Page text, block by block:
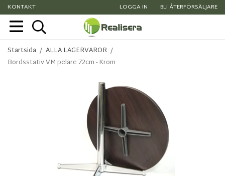
KONTAKT LOGGA IN BLI ÅTERFÖRSÄLJARE
Startsida / ALLA LAGERVAROR /
Bordsstativ VM pelare 72cm - Krom